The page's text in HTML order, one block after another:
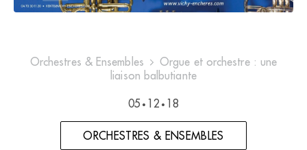
Orchestres & Ensembles
Orgue et orchestre : une
liaison balbutiante
05 • 12 • 18
ORCHESTRES & ENSEMBLES